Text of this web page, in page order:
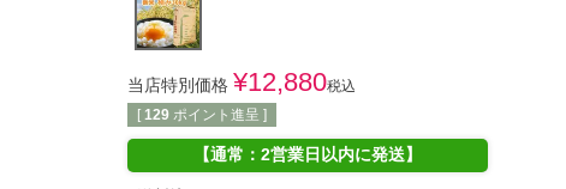
当店特別価格 ¥12,880税込
[ 129 ポイント進呈 ]
【通常：2営業日以内に発送】